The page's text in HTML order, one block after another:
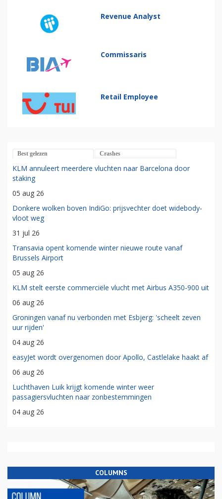
Revenue Analyst
Commissaris
Retail Employee
Best gelezen Crashes
KLM annuleert meerdere vluchten naar Barcelona door
staking
05 aug 26
Donkere wolken boven IndiGo: prijsvechter doet widebody-
vloot weg
31 jul 26
Transavia opent komende winter nieuwe route vanaf
Brussels Airport
05 aug 26
KLM stelt eerste commerciële vlucht met Airbus A350-900 uit
06 aug 26
Groningen vanaf nu verbonden met Esbjerg: 'scheelt zeven
uur rijden'
04 aug 26
easyJet wordt overgenomen door Apollo, Castlelake haakt af
06 aug 26
Luchthaven Luik krijgt komende winter weer
passagiersvluchten naar zonbestemmingen
04 aug 26
COLUMNS